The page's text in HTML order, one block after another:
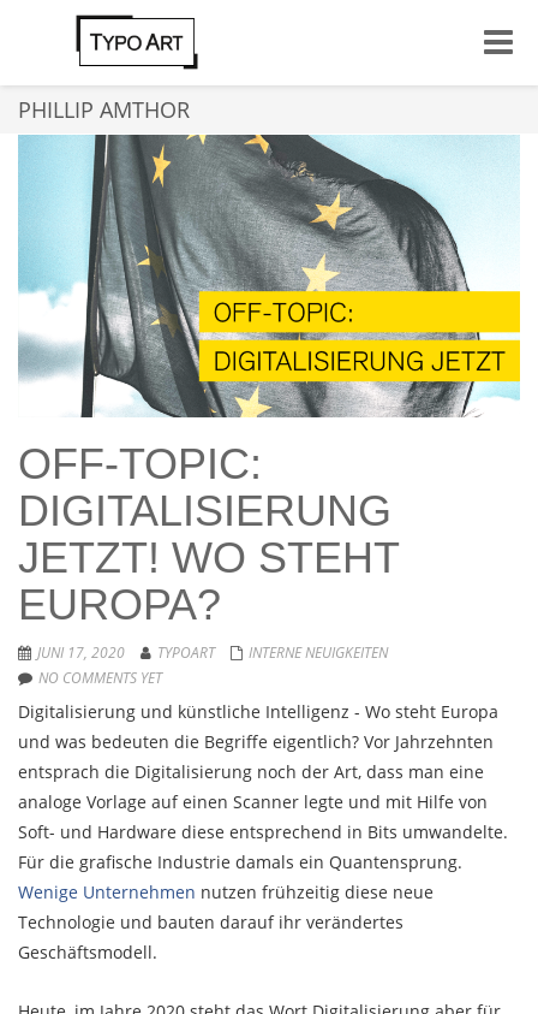
Toggle
PHILLIP AMTHOR
OFF-TOPIC:
DIGITALISIERUNG
JETZT! WO STEHT
EUROPA?
JUNI 17, 2020 TYPOART
INTERNE NEUIGKEITEN
NO COMMENTS YET
Digitalisierung und künstliche Intelligenz - Wo steht Europa
und was bedeuten die Begriffe eigentlich? Vor Jahrzehnten
entsprach die Digitalisierung noch der Art, dass man eine
analoge Vorlage auf einen Scanner legte und mit Hilfe von
Soft- und Hardware diese entsprechend in Bits umwandelte.
Für die grafische Industrie damals ein Quantensprung.
Wenige Unternehmen nutzen frühzeitig diese neue
Technologie und bauten darauf ihr verändertes
Geschäftsmodell.